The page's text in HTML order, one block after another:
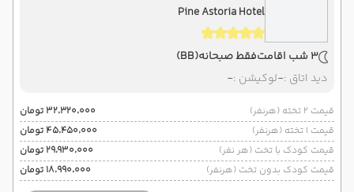
Pine Astoria Hotel
3 شب اقامت فقط صبحانه(BB)
دید اتاق :-لوکیشن :-
قیمت 2 تخته (هرنفر)
۳۲٬۳۲۰٬۰۰۰ تومان
قیمت 1 تخته (هرنفر)
۴۵٬۴۵۰٬۰۰۰ تومان
قیمت کودک با تخت (هر نفر)
۲۹٬۹۳۰٬۰۰۰ تومان
قیمت کودک بدون تخت (هرنفر)
۱۸٬۹۹۰٬۰۰۰ تومان